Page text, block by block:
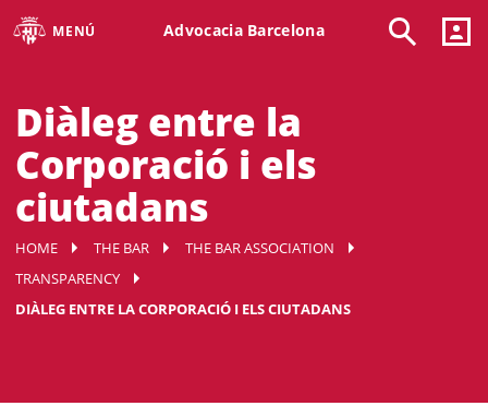
MENÚ Advocacia Barcelona
Diàleg entre la
Corporació i els
ciutadans
HOME THE BAR
THE BAR ASSOCIATION
TRANSPARENCY
DIÀLEG ENTRE LA CORPORACIÓ I ELS CIUTADANS